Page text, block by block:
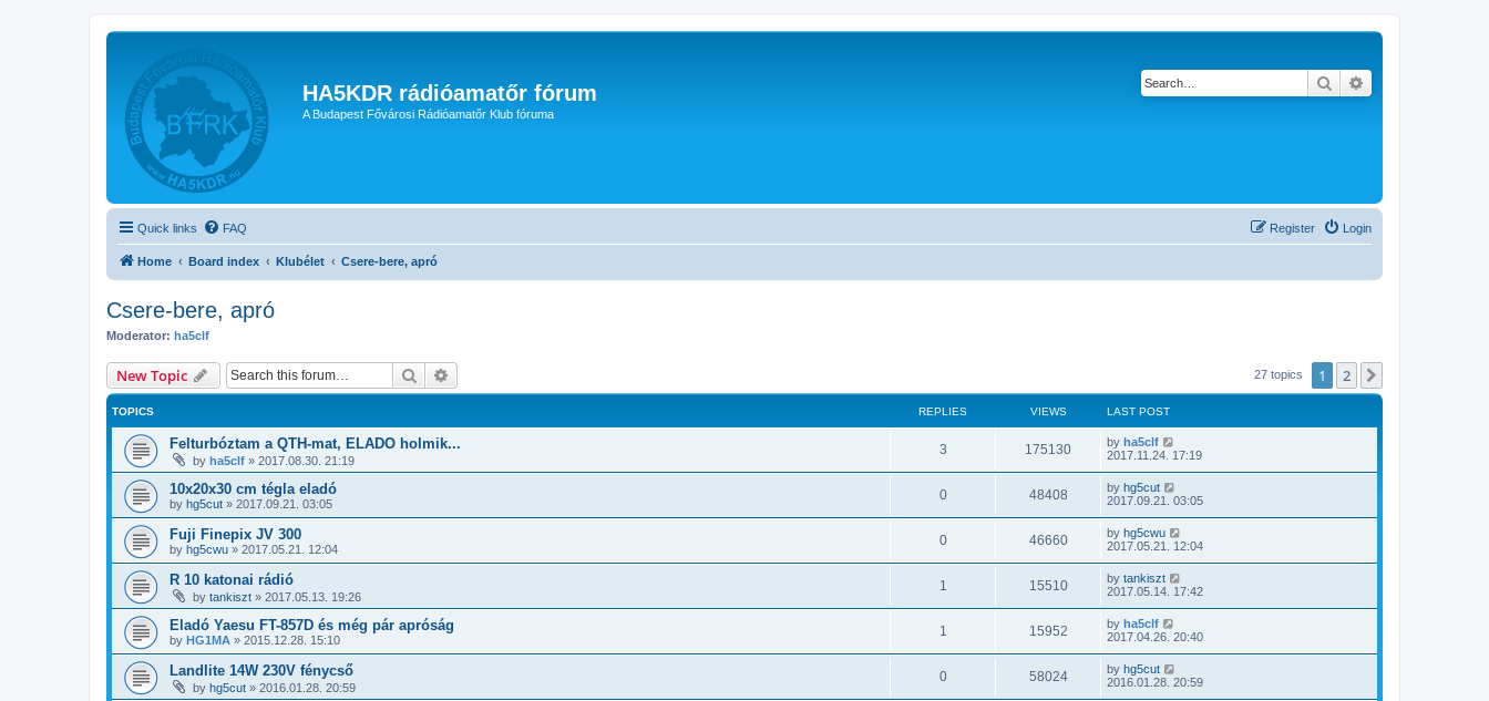
HA5KDR rádióamatőr fórum
A Budapest Fővárosi Rádióamatőr Klub fóruma
Search
Quick links FAQ Login
Register
Home Board index Klubélet Csere-bere, apró
Csere-bere, apró
Moderator: ha5clf
New Topic Search 27 topics 1 2
TOPICS REPLIES VIEWS LAST POST
Felturbóztam a QTH-mat, ELADO holmik...
by ha5clf » 2017.08.30. 21:19
3 175130 by ha5clf
2017.11.24. 17:19
10x20x30 cm tégla eladó
by hg5cut » 2017.09.21. 03:05
0 48408 by hg5cut
2017.09.21. 03:05
Fuji Finepix JV 300
by hg5cwu » 2017.05.21. 12:04
0 46660 by hg5cwu
2017.05.21. 12:04
R 10 katonai rádió
by tankiszt » 2017.05.13. 19:26
1 15510 by tankiszt
2017.05.14. 17:42
Eladó Yaesu FT-857D és még pár apróság
by HG1MA » 2015.12.28. 15:10
1 15952 by ha5clf
2017.04.26. 20:40
Landlite 14W 230V fénycső
by hg5cut » 2016.01.28. 20:59
0 58024 by hg5cut
2016.01.28. 20:59